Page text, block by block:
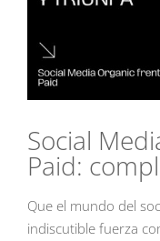
Social
Paid:
Que el mundo del
indiscutible fuerza